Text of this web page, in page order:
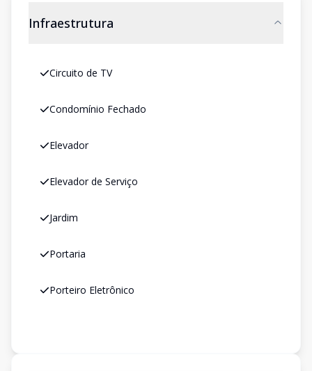
Infraestrutura
Circuito de TV
Condomínio Fechado
Elevador
Elevador de Serviço
Jardim
Portaria
Porteiro Eletrônico